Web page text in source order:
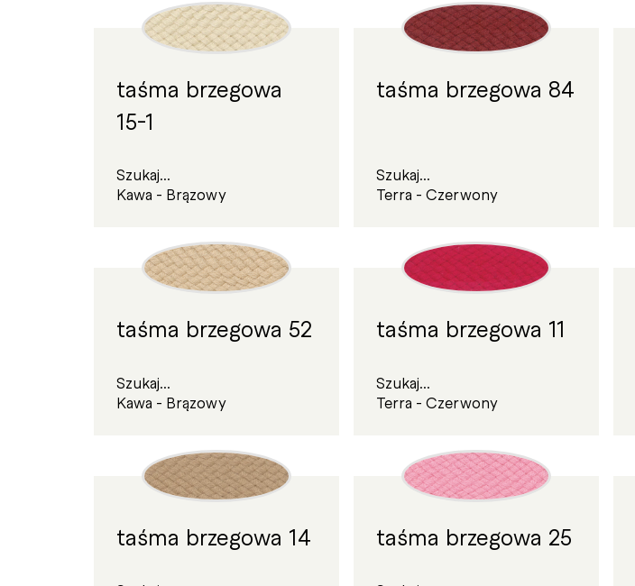
taśma brzegowa
15-1
Szukaj...
Kawa - Brązowy
taśma brzegowa 84
Szukaj...
Terra - Czerwony
taśma brzegowa 52
Szukaj...
Kawa - Brązowy
taśma brzegowa 11
Szukaj...
Terra - Czerwony
taśma brzegowa 14 taśma brzegowa 25